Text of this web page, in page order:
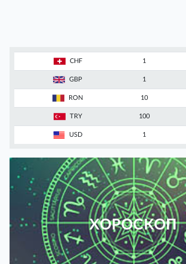
CHF 1
GBP 1
RON 10
TRY 100
USD 1
ХОРОСКОП